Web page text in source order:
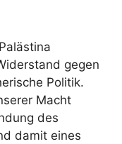
gegen
Politik.
Macht
des
damit eines